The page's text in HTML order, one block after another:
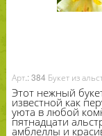
Арт.: 384 Букет из
Этот нежный
известной как
уюта в любой
пятнадцати
амблеллы и